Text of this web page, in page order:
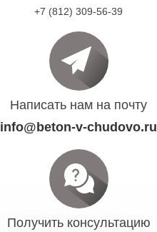
+7 (812) 309-56-39
Написать нам на почту
info@beton-v-chudovo.ru
Получить консультацию